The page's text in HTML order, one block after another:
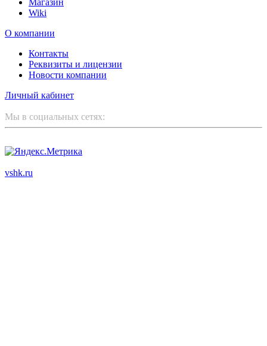
Магазин
Wiki
О компании
Контакты
Реквизиты и лицензии
Новости компании
Личный кабинет
Мы в социальных сетях:
vshk.ru